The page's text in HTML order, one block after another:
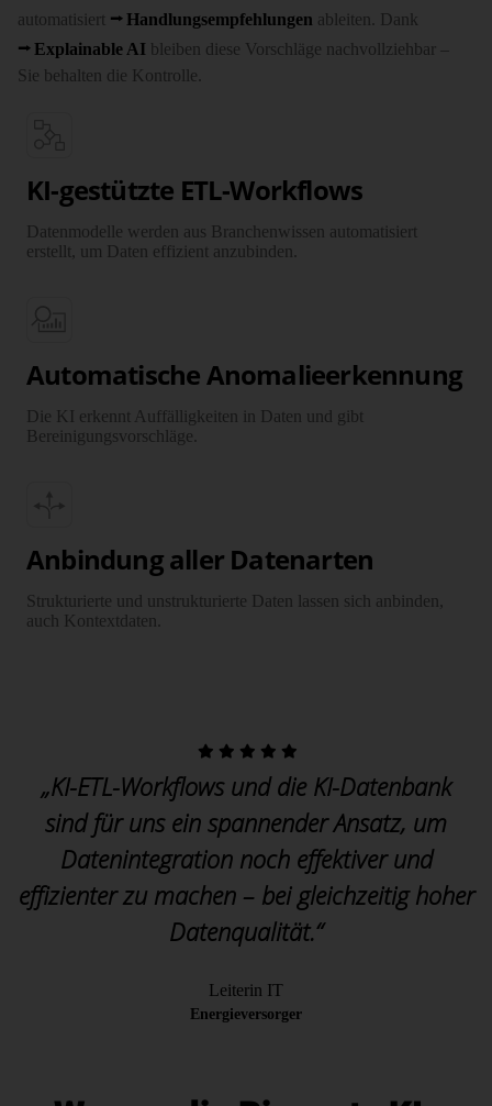
auto­ma­ti­siert
Hand­lungs­emp­fehlungen ableiten. Dank
Explainable AI bleiben diese Vorschläge nachvoll­ziehbar –
Sie behalten die Kontrolle.
KI-gestützte ETL-Workflows
Datenmodelle werden aus Branchenwissen automatisiert
erstellt, um Daten effizient anzubinden.
Automatische Anomalieerkennung
Die KI erkennt Auffälligkeiten in Daten und gibt
Bereinigungsvorschläge.
Anbindung aller Datenarten
Strukturierte und unstrukturierte Daten lassen sich anbinden,
auch Kontextdaten.
„KI-ETL-Workflows und die KI-Datenbank
sind für uns ein spannender Ansatz, um
Datenintegration noch effektiver und
effizienter zu machen – bei gleichzeitig hoher
Datenqualität.“
Leiterin IT
Energieversorger